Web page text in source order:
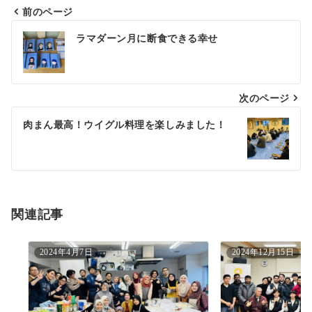
投
稿
ナ
ビ
ゲ
シ
ン
前のページ
ラマダーン月に断食できる幸せ
次のページ
肉まん最高！ウイグル料理を楽しみました！
関連記事
2024年4月7日 2024年12月15日